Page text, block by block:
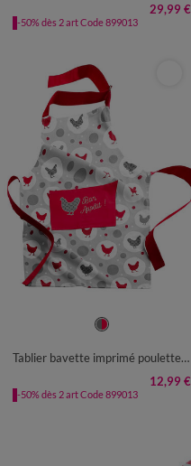
29,99 €
-50% dès 2 art Code 899013
TABLIER : 60X84CM
Tablier bavette imprimé poulettes, brodé "Bon appétit !"
12,99 €
-50% dès 2 art Code 899013